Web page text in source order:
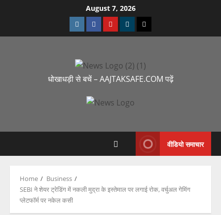
August 7, 2026
धोखाधड़ी से बचें – AAJTAKSAFE.COM पढ़ें
वीडियो समाचार
Home
Business
SEBI ने शेयर ट्रेडिंग में नकली मुद्रा के इस्तेमाल पर लगाई रोक, वर्चुअल गेमिंग
प्लेटफॉर्म पर नकेल कसी